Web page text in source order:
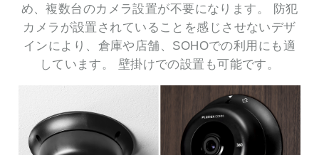
め、複数台のカメラ設置が不要になります。 防犯
カメラが設置されていることを感じさせないデザ
インにより、倉庫や店舗、SOHOでの利用にも適
しています。 壁掛けでの設置も可能です。